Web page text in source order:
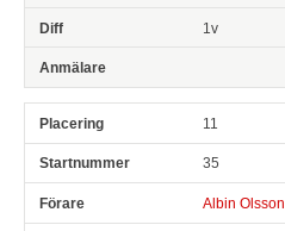
1v
11
35
Albin Olsson